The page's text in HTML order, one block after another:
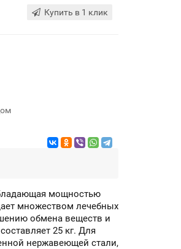
Купить в 1 клик
мощностью
множеством лечебных
обмена веществ и
25 кг. Для
нержавеющей стали,